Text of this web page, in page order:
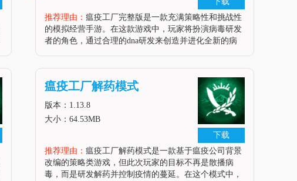
推荐理由： 瘟疫工厂完整版是一款充满策略性和挑战性
的模拟经营手游。在这款游戏中，玩家将扮演病毒研发
者的角色，通过合理的dna研发来创造并进化全新的病
下载
瘟疫工厂解药模式
版本：1.13.8
大小：64.53MB
推荐理由： 瘟疫工厂解药模式是一款基于瘟疫公司背景
改编的策略类游戏，但此次玩家的目标不再是散播病
毒，而是研发解药并控制疫情的蔓延。在这个模式中，